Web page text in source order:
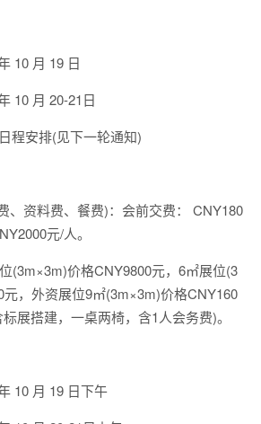
10 月 19 日
10 月 20-21日
程安排(见下一轮通知)
、资料费、餐费)：会前交费： CNY180
元/人。
(3m×3m)价格CNY9800元，6㎡展位(3
，外资展位9㎡(3m×3m)价格CNY160
展搭建，一桌两椅，含1人会务费)。
10 月 19 日下午